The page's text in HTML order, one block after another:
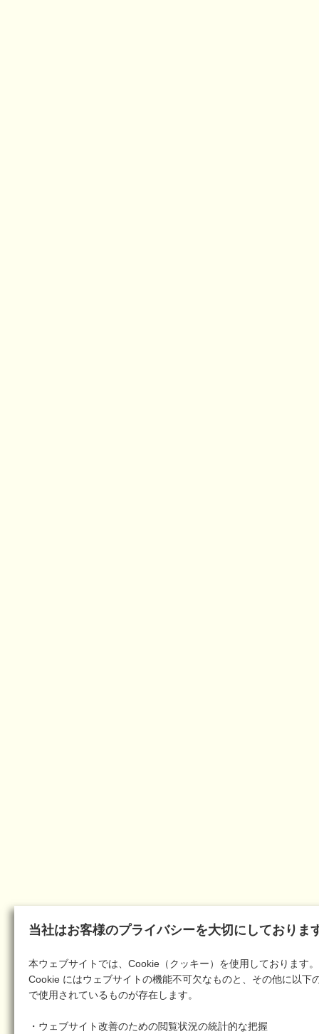
当社はお客様のプライバシーを大切にしておりま
本ウェブサイトでは、Cookie（クッキー）を使用しております。
Cookie にはウェブサイトの機能不可欠なものと、その他に以下
で使用されているものが存在します。
・ウェブサイト改善のための閲覧状況の統計的な把握